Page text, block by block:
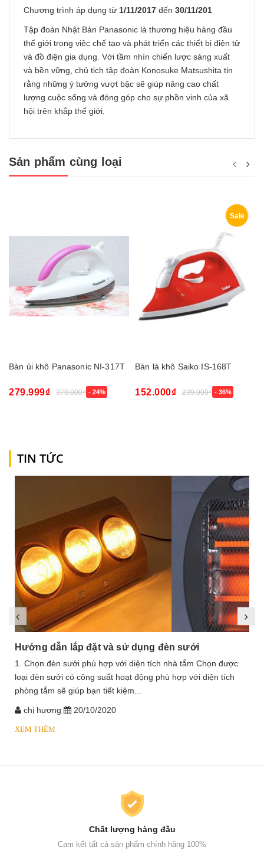
Chương trình áp dụng từ 1/11/2017 đến 30/11/201
Tập đoàn Nhật Bản Panasonic là thương hiệu hàng đầu
thế giới trong việc chế tạo và phát triển các thiết bị điện tử
và đồ điện gia dụng. Với tầm nhìn chiến lược sáng xuất
và bền vững, chủ tịch tập đoàn Konosuke Matsushita tin
rằng những ý tưởng vượt bậc sẽ giúp nâng cao chất
lượng cuộc sống và đóng góp cho sự phồn vinh của xã
hội trên khắp thế giới.
Sản phẩm cùng loại
Bàn ủi khô Panasonic NI-317T
279.999₫ 370.000₫ - 24%
Sale
Bàn là khô Saiko IS-168T
152.000₫ 239.000₫ - 36%
TIN TỨC
Hướng dẫn lắp đặt và sử dụng đèn sưởi
1. Chọn đèn sưởi phù hợp với diện tích nhà tắm Chọn được
loại đèn sưởi có công suất hoạt động phù hợp với diện tích
phòng tắm sẽ giúp bạn tiết kiệm...
chị hương 20/10/2020
XEM THÊM
Chất lượng hàng đầu
Cam kết tất cả sản phẩm chính hãng 100%